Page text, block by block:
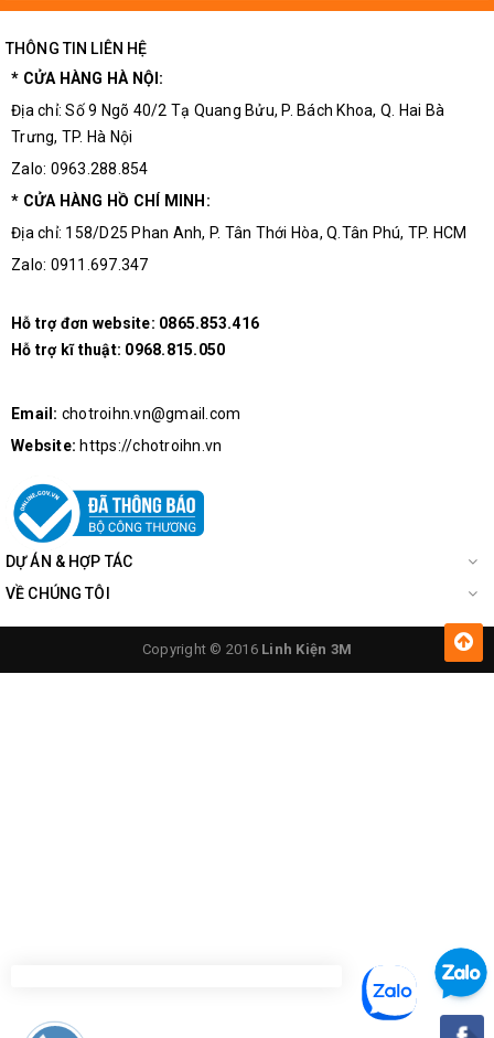
ASY-3D làm bằng nhựa PVC chống cháy
THÔNG TIN LIÊN HỆ
* CỬA HÀNG HÀ NỘI:
Địa chỉ: Số 9 Ngõ 40/2 Tạ Quang Bửu, P. Bách Khoa, Q. Hai Bà
Trưng, TP. Hà Nội
Zalo: 0963.288.854
* CỬA HÀNG HỒ CHÍ MINH:
Địa chỉ: 158/D25 Phan Anh, P. Tân Thới Hòa, Q.Tân Phú, TP. HCM
Zalo: 0911.697.347
Hỗ trợ đơn website: 0865.853.416
Hỗ trợ kĩ thuật: 0968.815.050
Email: chotroihn.vn@gmail.com
Website: https://chotroihn.vn
DỰ ÁN & HỢP TÁC
VỀ CHÚNG TÔI
Copyright © 2016 Linh Kiện 3M